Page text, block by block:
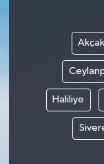
Haliliye